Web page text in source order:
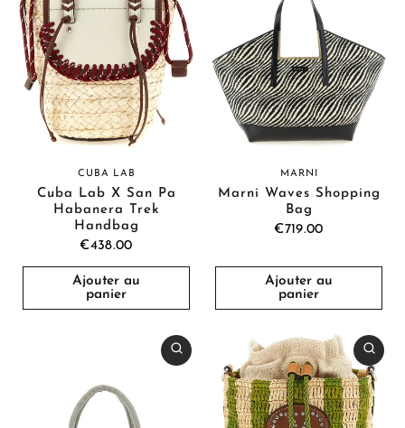
CUBA LAB
Cuba Lab X San Pa
Habanera Trek
Handbag
€438.00
Ajouter au
panier
MARNI
Marni Waves Shopping
Bag
€719.00
Ajouter au
panier